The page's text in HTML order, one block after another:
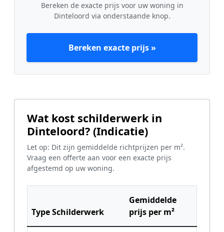
Bereken de exacte prijs voor uw woning in
Dinteloord via onderstaande knop.
Bereken exacte prijs »
Wat kost schilderwerk in
Dinteloord? (Indicatie)
Let op: Dit zijn gemiddelde richtprijzen per m².
Vraag een offerte aan voor een exacte prijs
afgestemd op uw woning.
Type Schilderwerk
Gemiddelde
prijs per m²